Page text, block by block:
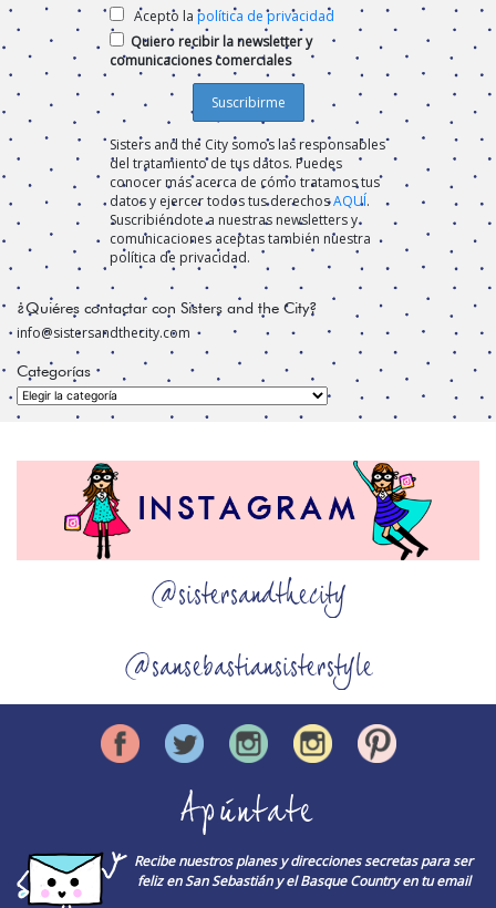
Acepto la política de privacidad
Quiero recibir la newsletter y
comunicaciones comerciales
Sisters and the City somos las responsables
del tratamiento de tus datos. Puedes
conocer más acerca de cómo tratamos tus
datos y ejercer todos tus derechosAQUÍ.
Suscribiéndote a nuestras newsletters y
comunicaciones aceptas también nuestra
política de privacidad.
¿Quiéres contactar con Sisters and the City?
info@sistersandthecity.com
Categorías
Categorías
@sistersandthecity
@sansebastiansisterstyle
Apúntate
Recibe nuestros planes y direcciones secretas para ser
feliz en San Sebastián y el Basque Country en tu email